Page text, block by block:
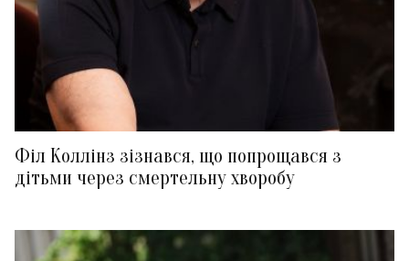
Філ Коллінз зізнався, що попрощався з
дітьми через смертельну хворобу